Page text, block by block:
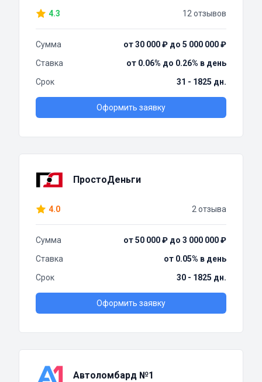
4.3 12 отзывов
Сумма
от 30 000 ₽ до 5 000 000 ₽
Ставка
от 0.06% до 0.26% в день
Срок
31 - 1825 дн.
Оформить заявку
ПростоДеньги
4.0 2 отзыва
Сумма
от 50 000 ₽ до 3 000 000 ₽
Ставка
от 0.05% в день
Срок
30 - 1825 дн.
Оформить заявку
Автоломбард №1